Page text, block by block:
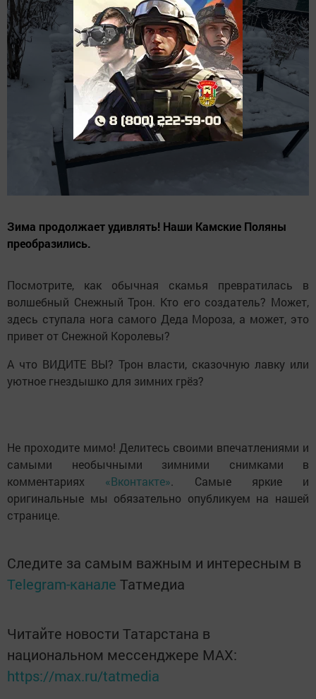
Зима продолжает удивлять! Наши Камские Поляны
преобразились.
Посмотрите, как обычная скамья превратилась в
волшебный Снежный Трон. Кто его создатель? Может,
здесь ступала нога самого Деда Мороза, а может, это
привет от Снежной Королевы?
А что ВИДИТЕ ВЫ? Трон власти, сказочную лавку или
уютное гнездышко для зимних грёз?
Не проходите мимо! Делитесь своими впечатлениями и
самыми необычными зимними снимками в
комментариях «Вконтакте». Самые яркие и
оригинальные мы обязательно опубликуем на нашей
странице.
Следите за самым важным и интересным в
Telegram-канале Татмедиа
Читайте новости Татарстана в
национальном мессенджере MАХ:
https://max.ru/tatmedia